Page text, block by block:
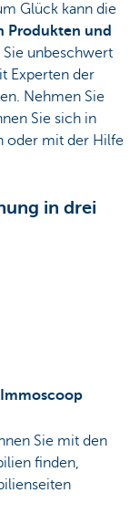
Glück kann die
Produkten und
Sie unbeschwert
Experten der
Nehmen Sie
Sie sich in
oder mit der Hilfe
in drei
Sie mit den
finden,